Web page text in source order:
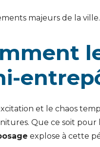
majeurs de la ville.
et le chaos
Que ce soit pour
explose à cette